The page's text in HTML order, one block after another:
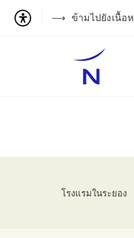
ข้ามไปยังเนื้อ
โรงแรมในระยอง